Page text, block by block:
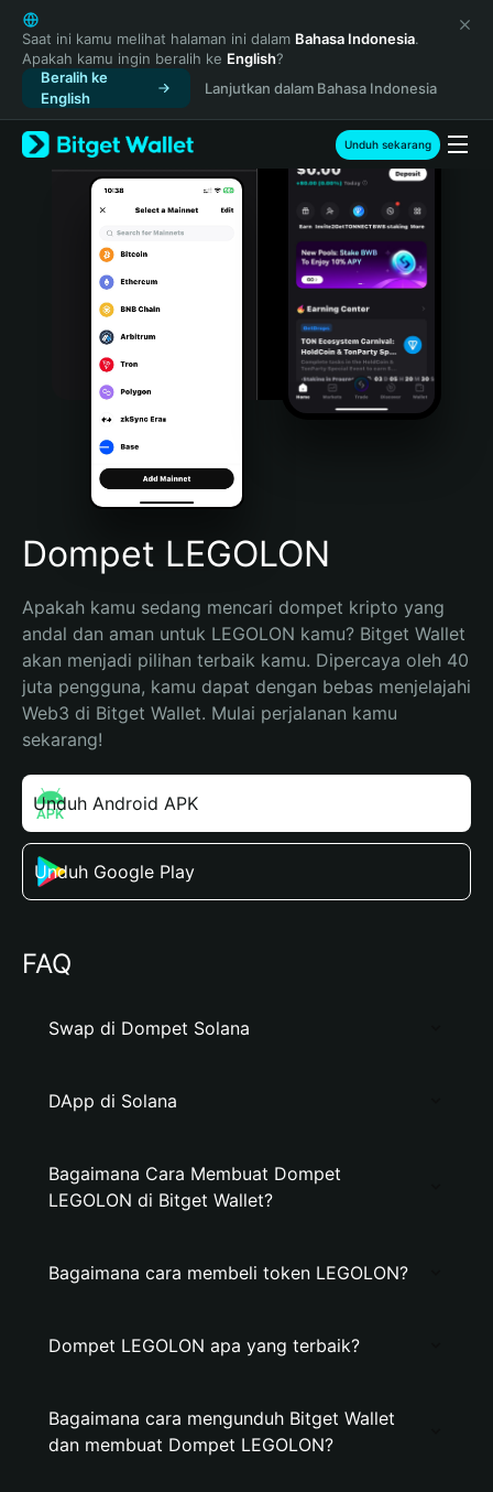
English
日本語
Tiếng Việt
Русский
Español (Latinoamérica)
Türkçe
Italiano
Português (Portugal)
Bahasa Indonesia
Português (Brasil)
Español (Argentina)
Saat ini kamu melihat halaman ini dalam Bahasa Indonesia.
Apakah kamu ingin beralih ke English?
Beralih ke
English
Lanjutkan dalam Bahasa Indonesia
Unduh sekarang
Dompet LEGOLON
Apakah kamu sedang mencari dompet kripto yang
andal dan aman untuk LEGOLON kamu? Bitget Wallet
akan menjadi pilihan terbaik kamu. Dipercaya oleh 40
juta pengguna, kamu dapat dengan bebas menjelajahi
Web3 di Bitget Wallet. Mulai perjalanan kamu
sekarang!
Unduh Android APK
Unduh Google Play
FAQ
Swap di Dompet Solana
DApp di Solana
Bagaimana Cara Membuat Dompet
LEGOLON di Bitget Wallet?
Bagaimana cara membeli token LEGOLON?
Dompet LEGOLON apa yang terbaik?
Bagaimana cara mengunduh Bitget Wallet
dan membuat Dompet LEGOLON?